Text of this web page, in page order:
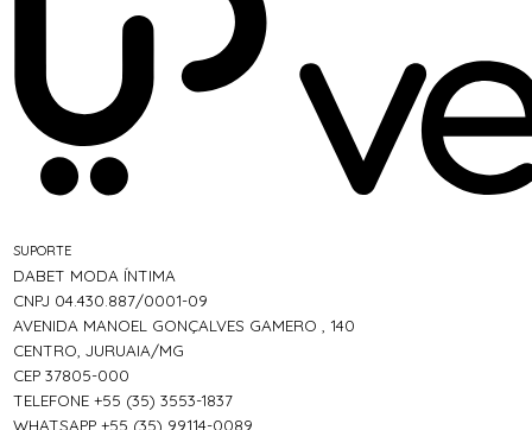
SUPORTE
DABET MODA ÍNTIMA
CNPJ 04.430.887/0001-09
AVENIDA MANOEL GONÇALVES GAMERO , 140
CENTRO, JURUAIA/MG
CEP 37805-000
TELEFONE +55 (35) 3553-1837
WHATSAPP +55 (35) 99114-0089